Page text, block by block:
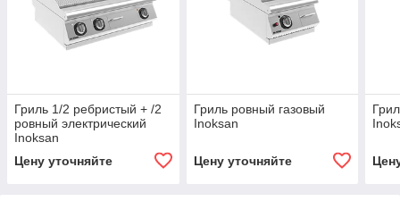
Гриль 1/2 ребристый + /2
ровный электрический
Inoksan
Цену уточняйте
Гриль ровный газовый
Inoksan
Цену уточняйте